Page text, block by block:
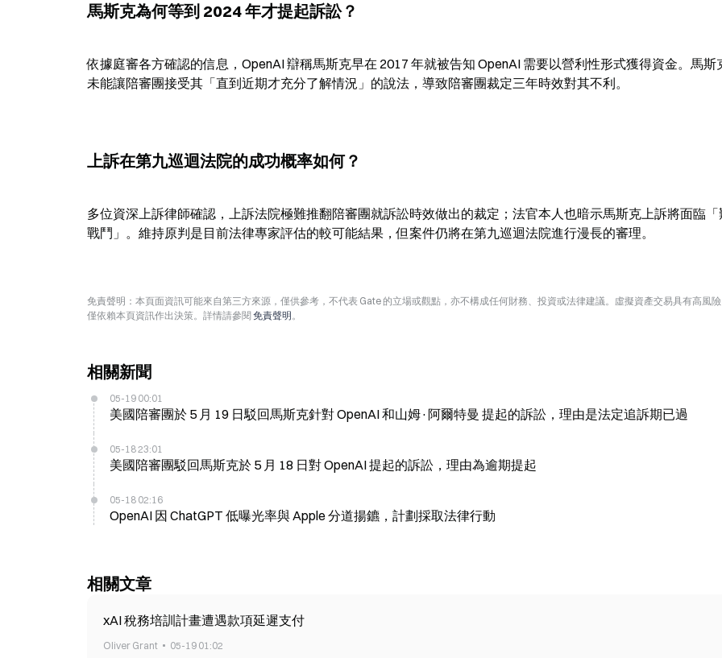
馬斯克為何等到 2024 年才提起訴訟？
依據庭審各方確認的信息，OpenAI 辯稱馬斯克早在 2017 年就被告知 OpenAI 需要以營利性形式獲得資金。馬斯
未能讓陪審團接受其「直到近期才充分了解情況」的說法，導致陪審團裁定三年時效對其不利。
上訴在第九巡迴法院的成功概率如何？
多位資深上訴律師確認，上訴法院極難推翻陪審團就訴訟時效做出的裁定；法官本人也暗示馬斯克上訴將面臨「
戰鬥」。維持原判是目前法律專家評估的較可能結果，但案件仍將在第九巡迴法院進行漫長的審理。
免責聲明：本頁面資訊可能來自第三方來源，僅供參考，不代表 Gate 的立場或觀點，亦不構成任何財務、投資或法律建議。虛擬資產交易具有高風
僅依賴本頁資訊作出決策。詳情請參閱 免責聲明。
相關新聞
05-19 00:01
美國陪審團於 5 月 19 日駁回馬斯克針對 OpenAI 和山姆·阿爾特曼 提起的訴訟，理由是法定追訴期已過
05-18 23:01
美國陪審團駁回馬斯克於 5 月 18 日對 OpenAI 提起的訴訟，理由為逾期提起
05-18 02:16
OpenAI 因 ChatGPT 低曝光率與 Apple 分道揚鑣，計劃採取法律行動
相關文章
xAI 稅務培訓計畫遭遇款項延遲支付
Oliver Grant 05-19 01:02